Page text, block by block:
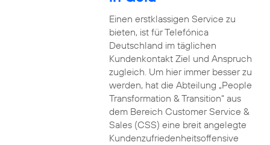
Einen erstklassigen Service zu
bieten, ist für Telefónica
Deutschland im täglichen
Kundenkontakt Ziel und Anspruch
zugleich. Um hier immer besser zu
werden, hat die Abteilung „People
Transformation & Transition“ aus
dem Bereich Customer Service &
Sales (CSS) eine breit angelegte
Kundenzufriedenheitsoffensive